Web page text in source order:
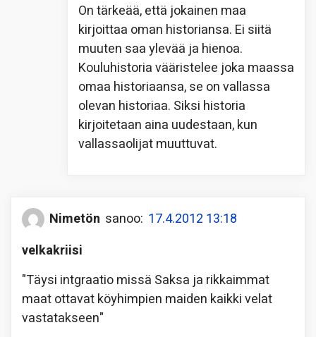
On tärkeää, että jokainen maa
kirjoittaa oman historiansa. Ei siitä
muuten saa ylevää ja hienoa.
Kouluhistoria vääristelee joka maassa
omaa historiaansa, se on vallassa
olevan historiaa. Siksi historia
kirjoitetaan aina uudestaan, kun
vallassaolijat muuttuvat.
Nimetön sanoo: 17.4.2012 13:18
velkakriisi
"Täysi intgraatio missä Saksa ja rikkaimmat
maat ottavat köyhimpien maiden kaikki velat
vastatakseen"